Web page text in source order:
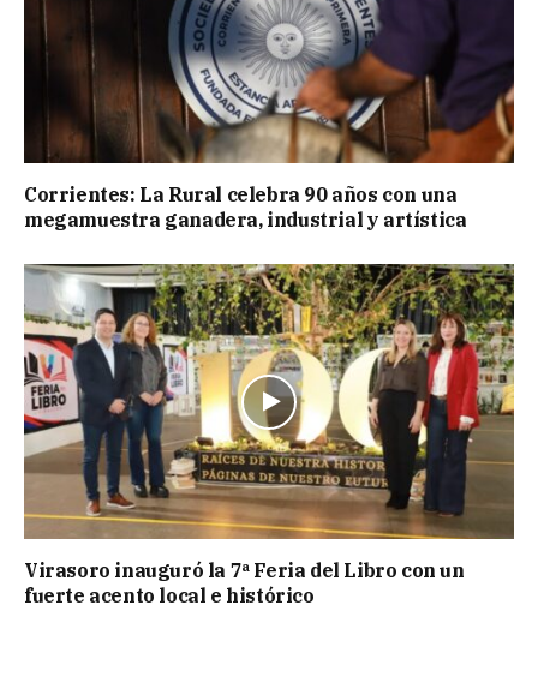
Corrientes: La Rural celebra 90 años con una
megamuestra ganadera, industrial y artística
Virasoro inauguró la 7ª Feria del Libro con un
fuerte acento local e histórico